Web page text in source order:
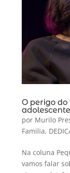
O perigo
por Murilo
Familia,
Na coluna
vamos falar